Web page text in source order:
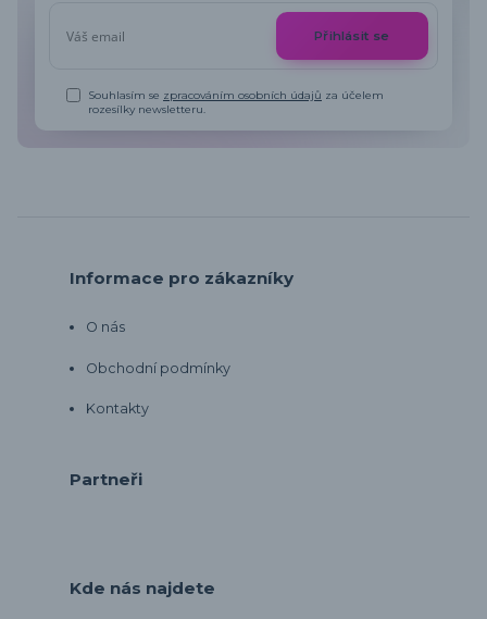
Přihlásit se
Souhlasím se zpracováním osobních údajů za účelem
rozesílky newsletteru.
Informace pro zákazníky
O nás
Obchodní podmínky
Kontakty
Partneři
Kde nás najdete